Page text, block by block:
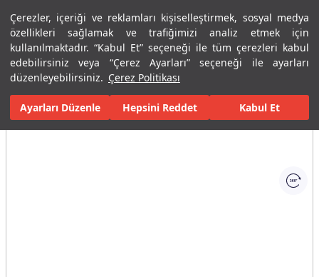
Çerezler, içeriği ve reklamları kişiselleştirmek, sosyal medya
özellikleri sağlamak ve trafiğimizi analiz etmek için
kullanılmaktadır. “Kabul Et” seçeneği ile tüm çerezleri kabul
edebilirsiniz veya “Çerez Ayarları” seçeneği ile ayarları
düzenleyebilirsiniz. Çerez Politikası
Ayarları Düzenle Hepsini Reddet Kabul Et
Menü Menü
Ana Sayfa Karolar Konut İçi Alanlar Banyo Seramikleri
Tüm Görseller(1)